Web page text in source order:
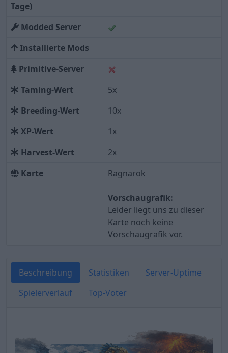
Tage)
Modded Server
Installierte Mods
Primitive-Server
Taming-Wert
5x
Breeding-Wert
10x
XP-Wert
1x
Harvest-Wert
2x
Karte
Ragnarok
Vorschaugrafik:
Leider liegt uns zu dieser
Karte noch keine
Vorschaugrafik vor.
Beschreibung Statistiken
Server-Uptime
Spielerverlauf
Top-Voter